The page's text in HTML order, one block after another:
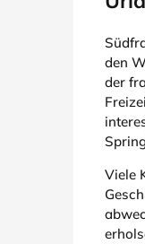
den
der
Viele